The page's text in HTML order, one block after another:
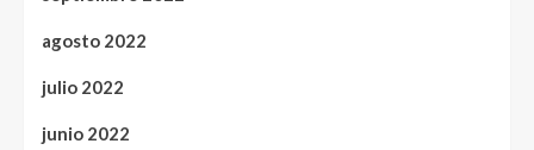
agosto 2022
julio 2022
junio 2022